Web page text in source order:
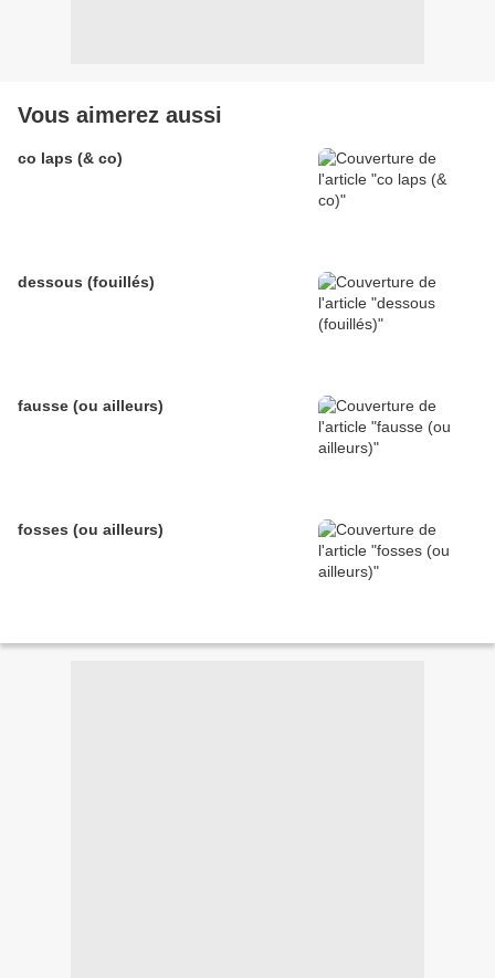
Vous aimerez aussi
co laps (& co)
dessous (fouillés)
fausse (ou ailleurs)
fosses (ou ailleurs)